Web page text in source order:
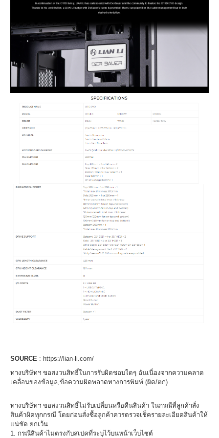
SOURCE : https://lian-li.com/
ทางบริษัทฯ ขอสงวนสิทธิ์ในการรับผิดชอบใดๆ อันเนื่องจากความคลาด
เคลื่อนของข้อมูล,ข้อความผิดพลาดทางการพิมพ์ (ผิด/ตก)
ทางบริษัทฯ ขอสงวนสิทธิ์ไม่รับเปลี่ยนหรือคืนสินค้า ในกรณีที่ลูกค้าสั่ง
สินค้าผิดทุกกรณี โดยก่อนสั่งซื้อลูกค้าควรตรวจเช็ครายละเอียดสินค้าให้
แน่ชัด ยกเว้น
1. กรณีสินค้าไม่ตรงกับสเปคที่ระบุไว้บนหน้าเว็บไซต์